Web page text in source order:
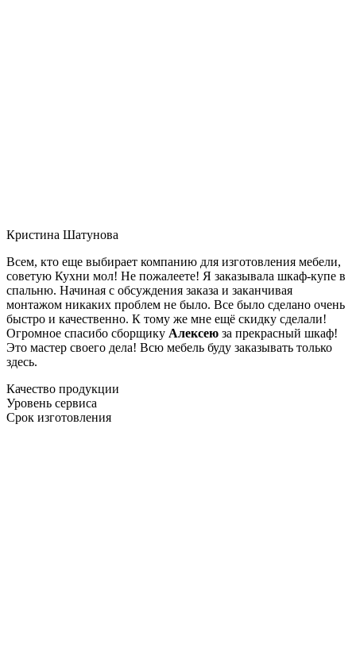
Кристина Шатунова
Всем, кто еще выбирает компанию для изготовления мебели,
советую Кухни мол! Не пожалеете! Я заказывала шкаф-купе в
спальню. Начиная с обсуждения заказа и заканчивая
монтажом никаких проблем не было. Все было сделано очень
быстро и качественно. К тому же мне ещё скидку сделали!
Огромное спасибо сборщику Алексею за прекрасный шкаф!
Это мастер своего дела! Всю мебель буду заказывать только
здесь.
Качество продукции
Уровень сервиса
Срок изготовления